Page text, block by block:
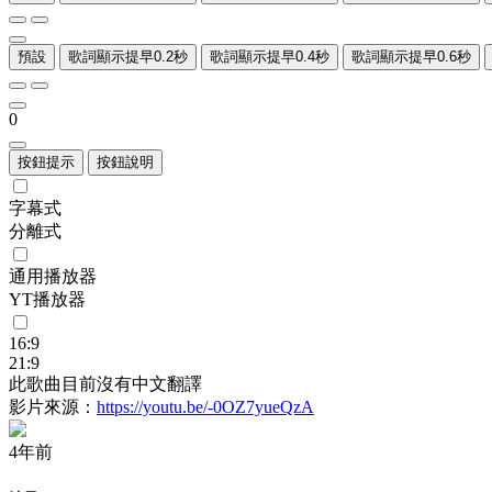
預設 歌詞顯示提早0.2秒 歌詞顯示提早0.4秒 歌詞顯示提早0.6秒
0
按鈕提示 按鈕說明
字幕式
分離式
通用播放器
YT播放器
16:9
21:9
此歌曲目前沒有中文翻譯
影片來源： https://youtu.be/-0OZ7yueQzA
4年前